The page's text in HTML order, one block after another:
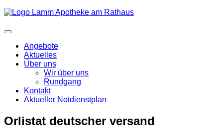
Angebote
Aktuelles
Über uns
Wir über uns
Rundgang
Kontakt
Aktueller Notdienstplan
Orlistat deutscher versand